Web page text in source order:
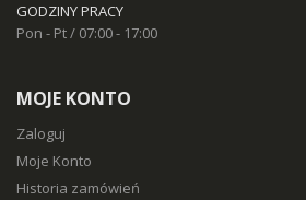
GODZINY PRACY
Pon - Pt / 07:00 - 17:00
MOJE KONTO
Zaloguj
Moje Konto
Historia zamówień